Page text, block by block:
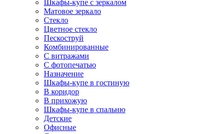
Шкафы-купе с зеркалом
Матовое зеркало
Стекло
Цветное стекло
Пескоструй
Комбинированные
С витражами
С фотопечатью
Назначение
Шкафы-купе в гостиную
В коридор
В прихожую
Шкафы-купе в спальню
Детские
Офисные